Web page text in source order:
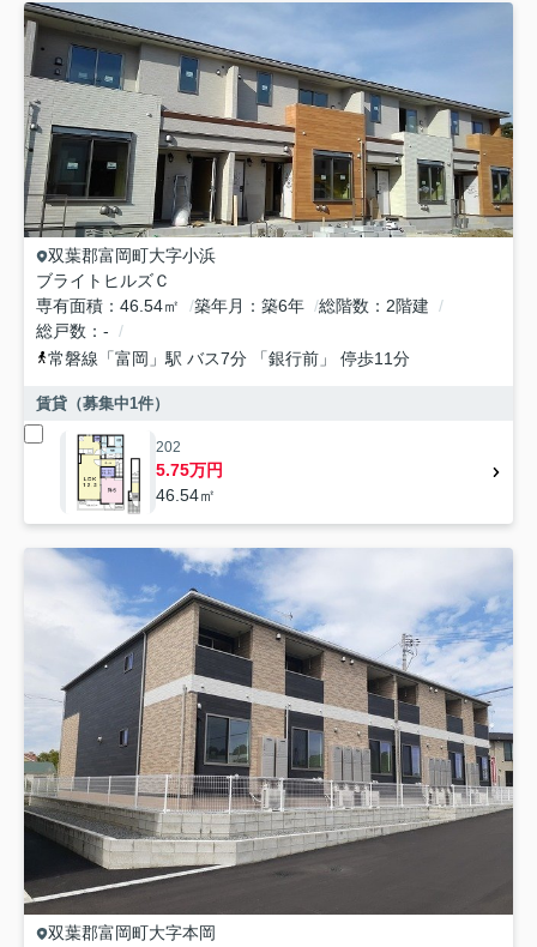
双葉郡富岡町大字小浜
ブライトヒルズＣ
専有面積
46.54㎡ 築年月 築6年 総階数
2階建
総戸数
-
常磐線 「富岡 」駅 バス7分 「銀行前」 停歩11分
賃貸（募集中1件）
202
5.75万円
46.54㎡
双葉郡富岡町大字本岡